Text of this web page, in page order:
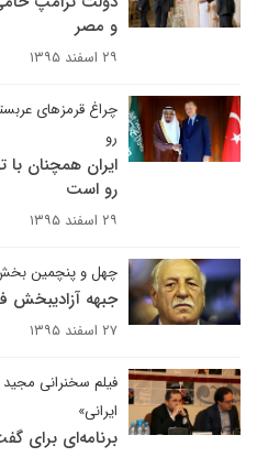
و مصر
۲۹ اسفند ۱۳۹۵
چراغ قرمزهای
رو
ایران همچنان
رو است
۲۹ اسفند ۱۳۹۵
چهل و پنچمین بخش
جبهه آزادیبخش
۲۷ اسفند ۱۳۹۵
فیلم سخنرانی
ایرانی»
برنامه‌ای برای